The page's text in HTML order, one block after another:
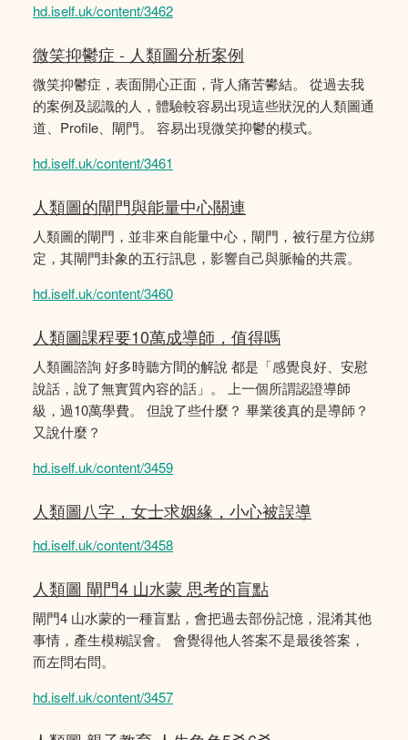
hd.iself.uk/content/3462
微笑抑鬱症 - 人類圖分析案例
微笑抑鬱症，表面開心正面，背人痛苦鬰結。 從過去我
的案例及認識的人，體驗較容易出現這些狀況的人類圖通
道、Profile、閘門。 容易出現微笑抑鬱的模式。
hd.iself.uk/content/3461
人類圖的閘門與能量中心關連
人類圖的閘門，並非來自能量中心，閘門，被行星方位綁
定，其閘門卦象的五行訊息，影響自己與脈輪的共震。
hd.iself.uk/content/3460
人類圖課程要10萬成導師，值得嗎
人類圖諮詢 好多時聽方間的解說 都是「感覺良好、安慰
說話，說了無實質內容的話」。 上一個所謂認證導師
級，過10萬學費。 但說了些什麼？ 畢業後真的是導師？
又說什麼？
hd.iself.uk/content/3459
人類圖八字，女士求姻緣，小心被誤導
hd.iself.uk/content/3458
人類圖 閘門4 山水蒙 思考的盲點
閘門4 山水蒙的一種盲點，會把過去部份記憶，混淆其他
事情，產生模糊誤會。 會覺得他人答案不是最後答案，
而左問右問。
hd.iself.uk/content/3457